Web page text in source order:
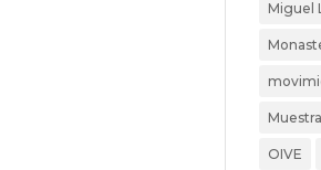
Miguel
OIVE